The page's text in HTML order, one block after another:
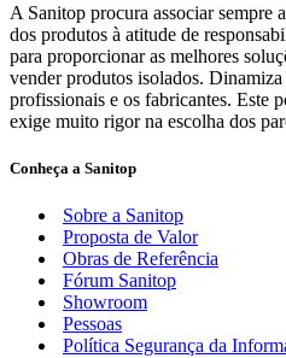
A Sanitop procura associar sempre
dos produtos à atitude de
para proporcionar as melhores
vender produtos isolados.
profissionais e os fabricantes. Este
exige muito rigor na escolha dos
Conheça a Sanitop
Sobre a Sanitop
Proposta de Valor
Obras de Referência
Fórum Sanitop
Showroom
Pessoas
Política Segurança da